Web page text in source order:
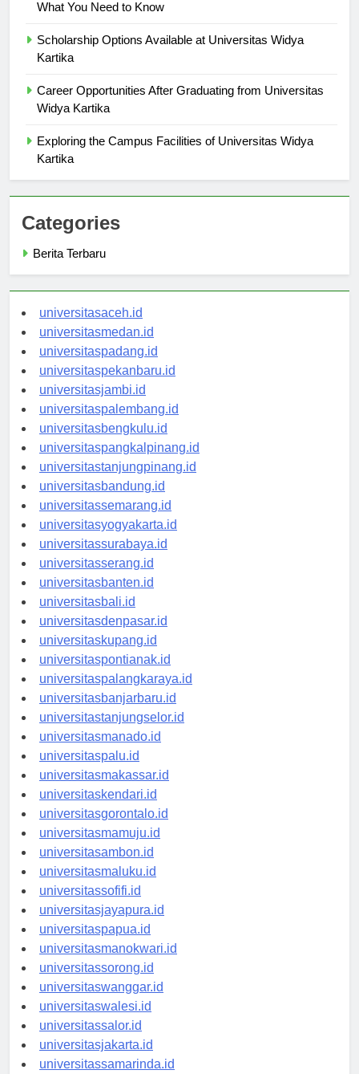
International Programs at Universitas Widya Kartika:
Scholarship Options Available at Universitas Widya
Career Opportunities After Graduating from Universitas
Exploring the Campus Facilities of Universitas Widya
Categories
universitasaceh.id
universitasmedan.id
universitaspadang.id
universitaspekanbaru.id
universitasjambi.id
universitaspalembang.id
universitasbengkulu.id
universitaspangkalpinang.id
universitastanjungpinang.id
universitasbandung.id
universitassemarang.id
universitasyogyakarta.id
universitassurabaya.id
universitasserang.id
universitasbanten.id
universitasbali.id
universitasdenpasar.id
universitaskupang.id
universitaspontianak.id
universitaspalangkaraya.id
universitasbanjarbaru.id
universitastanjungselor.id
universitasmanado.id
universitaspalu.id
universitasmakassar.id
universitaskendari.id
universitasgorontalo.id
universitasmamuju.id
universitasambon.id
universitasmaluku.id
universitassofifi.id
universitasjayapura.id
universitaspapua.id
universitasmanokwari.id
universitassorong.id
universitaswanggar.id
universitaswalesi.id
universitassalor.id
universitasjakarta.id